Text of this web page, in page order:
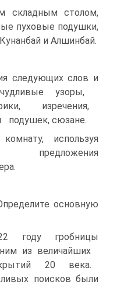
складным столом,
пуховые подушки,
и Алшинбай.
следующих слов и
узоры,
изречения,
подушек, сюзане.
используя
предложения
основную
году гробницы
из величайших
20 века.
поисков были